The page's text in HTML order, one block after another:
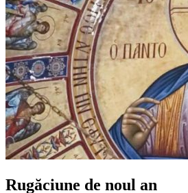
Rugăciune de noul an